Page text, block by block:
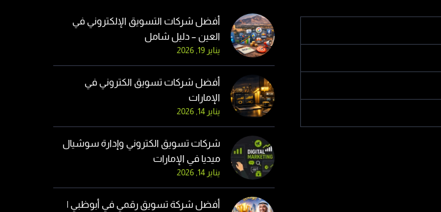
أفضل شركات التسويق
الإلكتروني في العين – دليل
شامل
أفضل شركات تسويق الكتروني
أفضل شركات التسويق الإلكتروني في
العين – دليل شامل
يناير 19, 2026
أفضل شركات تسويق الكتروني في
الإمارات
يناير 14, 2026
شركات تسويق الكتروني وإدارة سوشيال
ميديا في الإمارات
يناير 14, 2026
أفضل شركة تسويق رقمي في أبوظبي |